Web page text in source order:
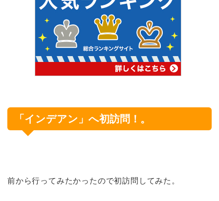
「 インデアン 」へ初訪問！。
前から行ってみたかったので初訪問してみた。